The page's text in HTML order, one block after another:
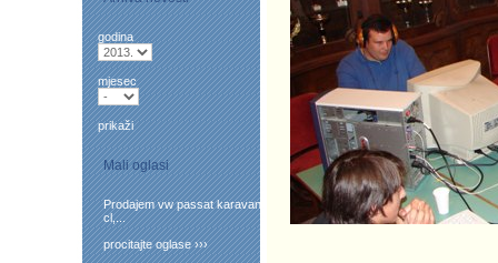
godina
mjesec
prikaži
Mali oglasi
Prodajem vw passat karavan
cl,...
procitajte oglase ›››